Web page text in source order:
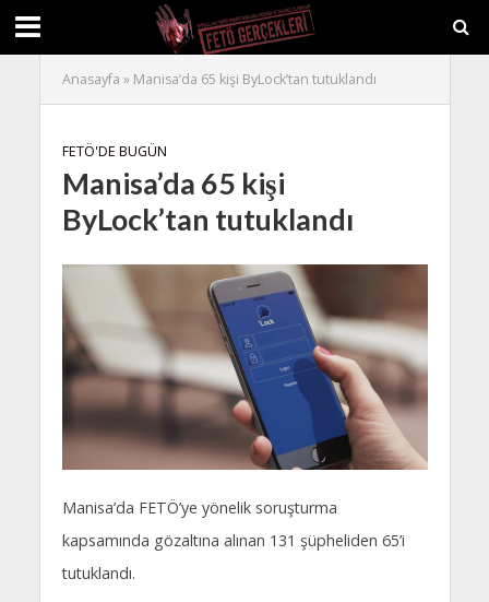
Anasayfa » Manisa’da 65 kişi ByLock’tan tutuklandı
FETÖ'DE BUGÜN
Manisa’da 65 kişi
ByLock’tan tutuklandı
Manisa’da FETÖ’ye yönelik soruşturma
kapsamında gözaltına alınan 131 şüpheliden 65’i
tutuklandı.